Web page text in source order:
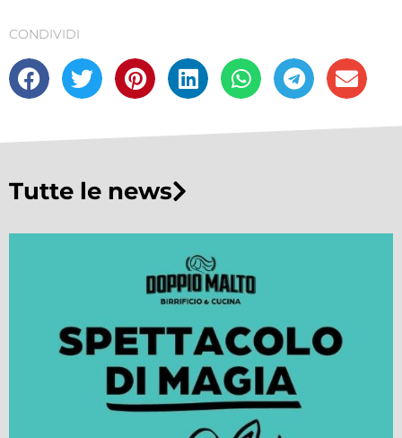
CONDIVIDI
Tutte le news